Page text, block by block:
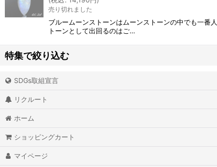
売り切れました
ブルームーンストーンはムーンストーンの中でも一番
トーンとして出回るのはご…
特集で絞り込む
アイオライト
アイスクォーツ
アイリスクォーツ
SDGs取組宣言
リクルート
ホーム
ショッピングカート
マイページ